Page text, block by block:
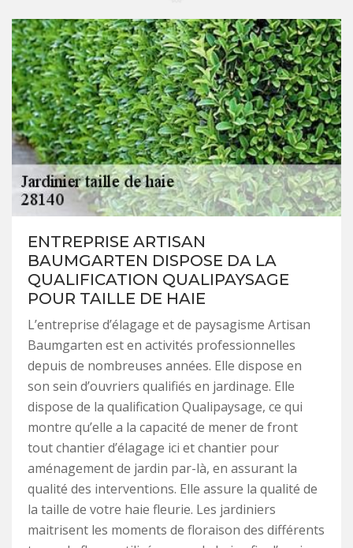
ENTREPRISE ARTISAN
BAUMGARTEN DISPOSE DA LA
QUALIFICATION QUALIPAYSAGE
POUR TAILLE DE HAIE
L’entreprise d’élagage et de paysagisme Artisan
Baumgarten est en activités professionnelles
depuis de nombreuses années. Elle dispose en
son sein d’ouvriers qualifiés en jardinage. Elle
dispose de la qualification Qualipaysage, ce qui
montre qu’elle a la capacité de mener de front
tout chantier d’élagage ici et chantier pour
aménagement de jardin par-là, en assurant la
qualité des interventions. Elle assure la qualité de
la taille de votre haie fleurie. Les jardiniers
maitrisent les moments de floraison des différents